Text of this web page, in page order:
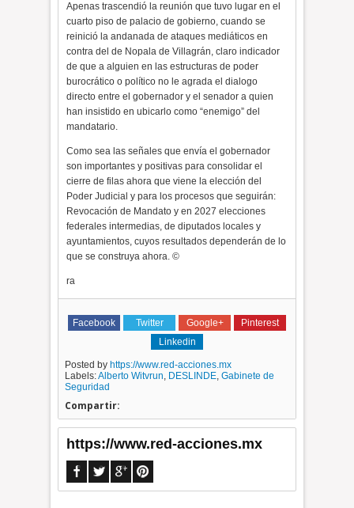
Apenas trascendió la reunión que tuvo lugar en el
cuarto piso de palacio de gobierno, cuando se
reinició la andanada de ataques mediáticos en
contra del de Nopala de Villagrán, claro indicador
de que a alguien en las estructuras de poder
burocrático o político no le agrada el dialogo
directo entre el gobernador y el senador a quien
han insistido en ubicarlo como “enemigo” del
mandatario.
Como sea las señales que envía el gobernador
son importantes y positivas para consolidar el
cierre de filas ahora que viene la elección del
Poder Judicial y para los procesos que seguirán:
Revocación de Mandato y en 2027 elecciones
federales intermedias, de diputados locales y
ayuntamientos, cuyos resultados dependerán de lo
que se construya ahora. ©
ra
Facebook Twitter Google+
Pinterest
Linkedin
Posted by https://www.red-acciones.mx
Labels:Alberto Witvrun, DESLINDE,Gabinete de
Seguridad
Compartir:
https://www.red-acciones.mx